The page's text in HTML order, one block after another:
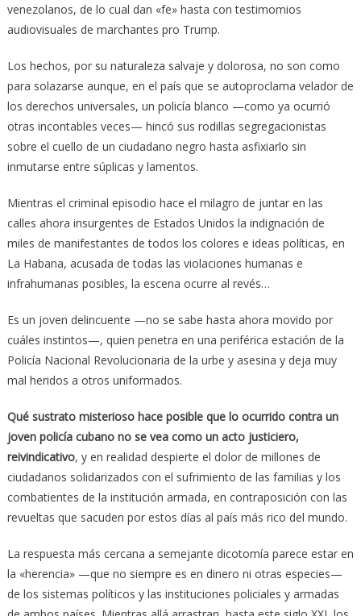
venezolanos, de lo cual dan «fe» hasta con testimomios
audiovisuales de marchantes pro Trump.
Los hechos, por su naturaleza salvaje y dolorosa, no son como
para solazarse aunque, en el país que se autoproclama velador de
los derechos universales, un policía blanco —como ya ocurrió
otras incontables veces— hincó sus rodillas segregacionistas
sobre el cuello de un ciudadano negro hasta asfixiarlo sin
inmutarse entre súplicas y lamentos.
Mientras el criminal episodio hace el milagro de juntar en las
calles ahora insurgentes de Estados Unidos la indignación de
miles de manifestantes de todos los colores e ideas políticas, en
La Habana, acusada de todas las violaciones humanas e
infrahumanas posibles, la escena ocurre al revés…
Es un joven delincuente —no se sabe hasta ahora movido por
cuáles instintos—, quien penetra en una periférica estación de la
Policía Nacional Revolucionaria de la urbe y asesina y deja muy
mal heridos a otros uniformados.
Qué sustrato misterioso hace posible que lo ocurrido contra un
joven policía cubano no se vea como un acto justiciero,
reivindicativo, y en realidad despierte el dolor de millones de
ciudadanos solidarizados con el sufrimiento de las familias y los
combatientes de la institución armada, en contraposición con las
revueltas que sacuden por estos días al país más rico del mundo.
La respuesta más cercana a semejante dicotomía parece estar en
la «herencia» —que no siempre es en dinero ni otras especies—
de los sistemas políticos y las instituciones policiales y armadas